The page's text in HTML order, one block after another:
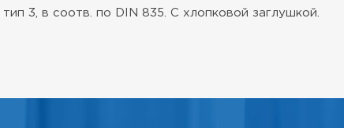
3, в соотв. по DIN 835. С хлопковой заглушкой.